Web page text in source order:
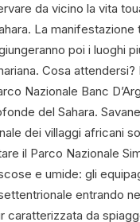
da vicino la vita
La
poi i luoghi
Cosa
Nazionale Banc
del Sahara.
dei villaggi africani
il Parco Nazionale
e umide: gli
entrando
caratterizzata da